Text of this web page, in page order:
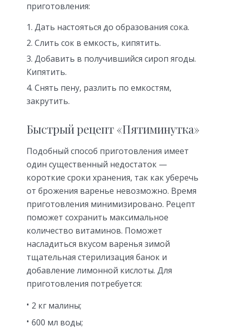
приготовления:
Дать настояться до образования сока.
Слить сок в емкость, кипятить.
Добавить в получившийся сироп ягоды.
Кипятить.
Снять пену, разлить по емкостям,
закрутить.
Быстрый рецепт «Пятиминутка»
Подобный способ приготовления имеет
один существенный недостаток —
короткие сроки хранения, так как уберечь
от брожения варенье невозможно. Время
приготовления минимизировано. Рецепт
поможет сохранить максимальное
количество витаминов. Поможет
насладиться вкусом варенья зимой
тщательная стерилизация банок и
добавление лимонной кислоты. Для
приготовления потребуется:
2 кг малины;
600 мл воды;